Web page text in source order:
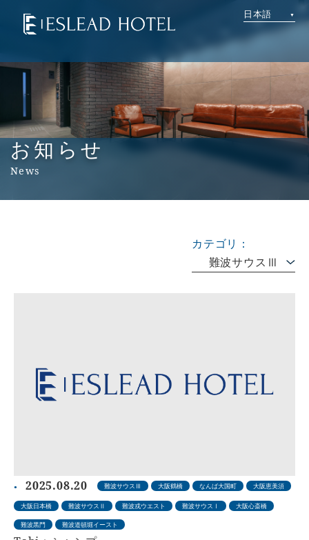
日本語
お知らせ
News
カテゴリ：
難波サウスⅢ
2025.08.20 難波サウスⅢ 大阪鶴橋 なんば大国町 大阪恵美須
大阪日本橋 難波サウスⅡ 難波戎ウエスト 難波サウスⅠ 大阪心斎橋
難波黒門 難波道頓堀イースト